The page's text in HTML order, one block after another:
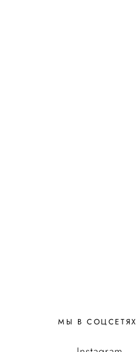
МЫ В СОЦСЕТЯХ